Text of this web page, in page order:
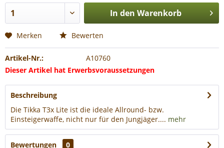
In den Warenkorb
Merken Bewerten
Artikel-Nr.:
A10760
Dieser Artikel hat Erwerbsvoraussetzungen
Beschreibung
Die Tikka T3x Lite ist die ideale Allround- bzw.
Einsteigerwaffe, nicht nur für den Jungjäger.... mehr
Bewertungen 0